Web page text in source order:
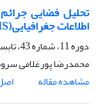
تحلیل فضایی
اطلاعات جغرافیایی(GIS)
دوره 11، شماره 43، تابستان 1400، صفحه
محمدرضا پورغلامی
مشاهده مقاله